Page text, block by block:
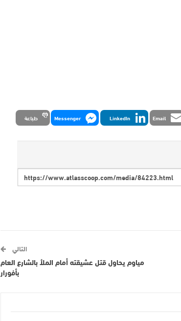
Email
LinkedIn
Messenger طباعة
التالي
مياوم يحاول قتل عشيقته أمام الملأ بالشارع العام
بأفورار